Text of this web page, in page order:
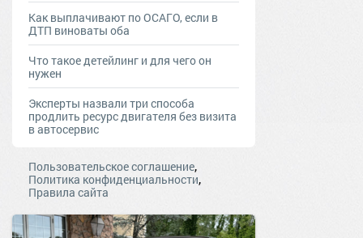
Как выплачивают по ОСАГО, если в
ДТП виноваты оба
Что такое детейлинг и для чего он
нужен
Эксперты назвали три способа
продлить ресурс двигателя без визита
в автосервис
Пользовательское соглашение,
Политика конфиденциальности,
Правила сайта